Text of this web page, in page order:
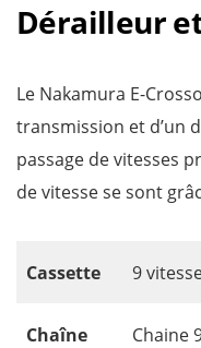
Dérailleur
Le Nakamura E-
transmission et d’un
passage de vitesses
de vitesse se sont
Cassette 9
Chaîne Chaine